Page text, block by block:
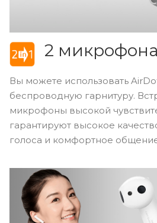
2 микрофона
Вы можете использовать
беспроводную гарнитуру.
микрофоны высокой
гарантируют высокое
голоса и комфортное